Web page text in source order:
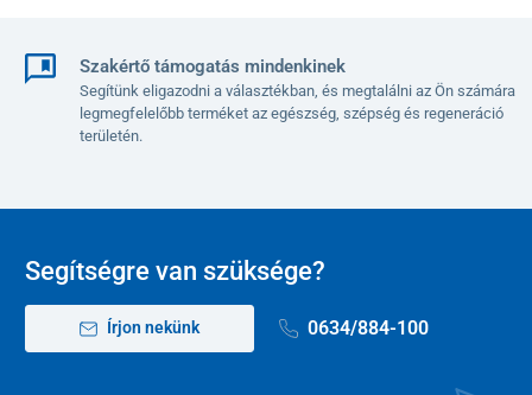
Szakértő támogatás mindenkinek
Segítünk eligazodni a választékban, és megtalálni az Ön számára
legmegfelelőbb terméket az egészség, szépség és regeneráció
területén.
Segítségre van szüksége?
Írjon nekünk 0634/884-100